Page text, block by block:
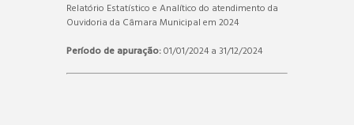
Relatório Estatístico e Analítico do atendimento da
Ouvidoria da Câmara Municipal em 2024
Período de apuração:01/01/2024 a 31/12/2024